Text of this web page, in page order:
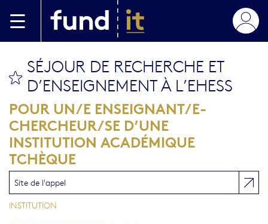
SÉJOUR DE RECHERCHE ET
D’ENSEIGNEMENT À L’EHESS
POUR UN/E ENSEIGNANT/E-
CHERCHEUR/SE D’UNE
INSTITUTION ACADÉMIQUE
TCHÈQUE
Site de l'appel
INSTITUTION